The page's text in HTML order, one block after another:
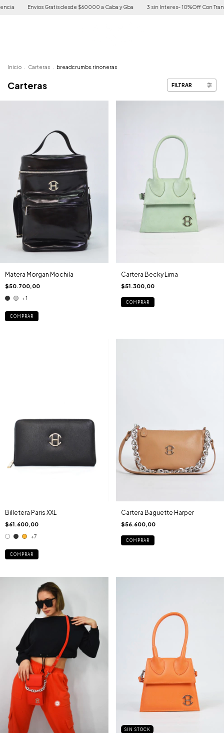
Envios Gratis desde $60000 a Caba y Gba 3 sin Interes- 10%Off Con
Inicio Carteras breadcrumbs.rinoneras
Carteras FILTRAR
Matera Morgan Mochila
$50.700,00
+1
COMPRAR
Cartera Becky Lima
$51.300,00
Billetera Paris XXL
$61.600,00
+7
COMPRAR
Cartera Baguette Harper
$56.600,00
COMPRAR
SIN STOCK